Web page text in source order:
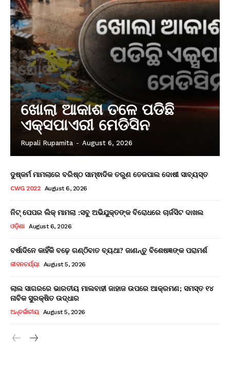
ଖୋଲା ଆକାଶ ତଳେ ପଡିଛି
ଏକ୍ସପାଏରୀ ମେଡିସିନ
Rupali Rupamita - August 6, 2026
ଦୁଷ୍କର୍ମ ମାମଲାରେ ବରିଷ୍ଠ ସାମ୍ଵାଦିକ ତରୁଣ ତେଜପାଲ ଦୋଷୀ ସାବ୍ୟସ୍ତ
CWG 2022 August 6, 2026
ନିଟ୍ ପେପର ଲିକ୍ ମାମଲା :ସବୁ ଅଭିଯୁକ୍ତଙ୍କ ବିରୋଧରେ ଚାର୍ଜସିଟ ଦାଖଲ
ଓଡ଼ିଶା August 6, 2026
ବର୍ଷାଦିନେ କାହିଁକି ବଢ଼େ ଗଣ୍ଠିବାତ ବ୍ୟଥା? ଜାଣନ୍ତୁ ବିଶେଷଜ୍ଞଙ୍କ ପରାମର୍ଶ
ଜୀବନଚର୍ଯ୍ୟା August 5, 2026
ଲାଲ ସାଗରରେ ଭାରତୀୟ ମାଲବାହୀ ଜାହାଜ ଉପରେ ଆକ୍ରମଣ; ସମସ୍ତ ୧୪
ନାବିକ ସୁରକ୍ଷିତ ଉଦ୍ଧାର
ଅନ୍ତର୍ଜାତୀୟ August 5, 2026